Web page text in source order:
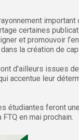
important
certaines
et promouvoir
la création de
d’ailleurs issues
accentue leur
étudiantes feront
en mai prochain.